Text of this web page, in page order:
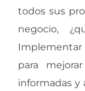
todos sus
negocio,
Implementar
para
informadas y